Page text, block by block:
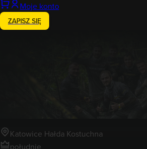
Moje konto
ZAPISZ SIĘ
Hałda Kostuchna
Katowice Hałda Kostuchna
południe